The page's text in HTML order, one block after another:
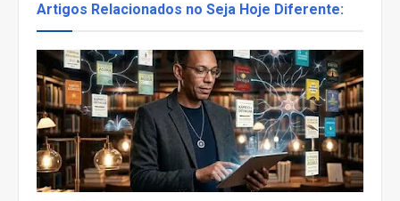
Artigos Relacionados no Seja Hoje Diferente: